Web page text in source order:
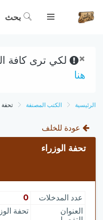
بحث
× لكي ترى كافة
هنا
الرئيسية الكتب المصنفة تحفة
عودة للخلف
تحفة الوزراء
عدد المدخلات
0
العنوان
تحفة